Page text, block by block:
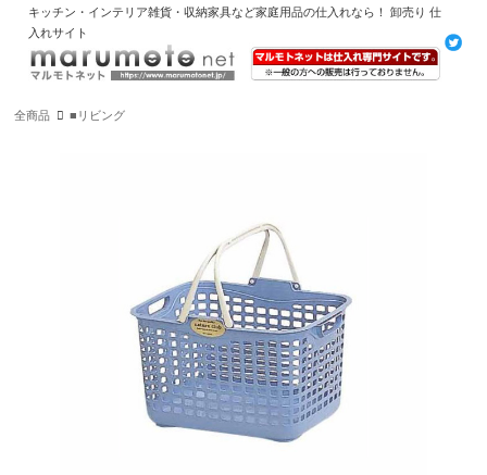
キッチン・インテリア雑貨・収納家具など家庭用品の仕入れなら！ 卸売り 仕
入れサイト
全商品 ■リビング